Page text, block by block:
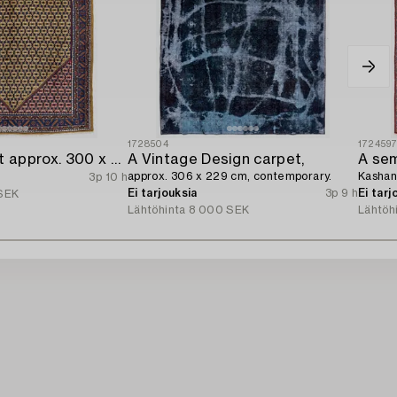
A Kolyai carpet approx. 300 x 215 cm.
3p 10 h
1728504
A Vintage Design carpet,
approx. 306 x 229 cm, contemporary.
Ei tarjouksia
3p 9 h
Lähtöhinta 8 000 SEK
A
Ei